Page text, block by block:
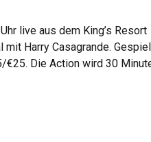
live aus dem King’s Resort
mit Harry Casagrande.
€25. Die Action wird 30